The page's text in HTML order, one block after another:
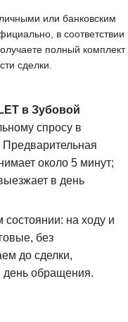
или банковским
в соответствии
полный комплект
сделки.
в Зубовой
спросу в
около 5 минут;
в день
на ходу и
без
до сделки,
обращения.